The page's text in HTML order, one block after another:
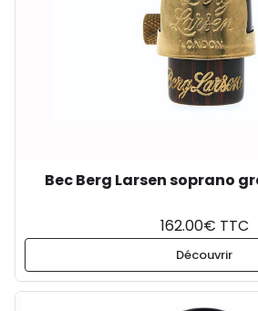
Bec Berg Larsen soprano
162.00€ TTC
Découvrir